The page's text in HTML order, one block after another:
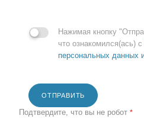
Нажимая кнопку
что ознакомился(ась) с
персональных данных
ОТПРАВИТЬ
Подтвердите, что вы не робот *